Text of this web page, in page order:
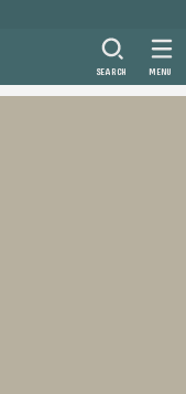
SEARCH MENU